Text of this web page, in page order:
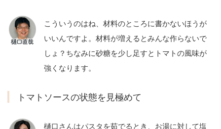
こういうのはね、材料のところに書かないほうが
いいんですよ。材料が増えるとみんな作らないで
しょ？ちなみに砂糖を少し足すとトマトの風味が
強くなります。
トマトソースの状態を見極めて
樋口さんはパスタを茹でるとき、お湯に対して塩